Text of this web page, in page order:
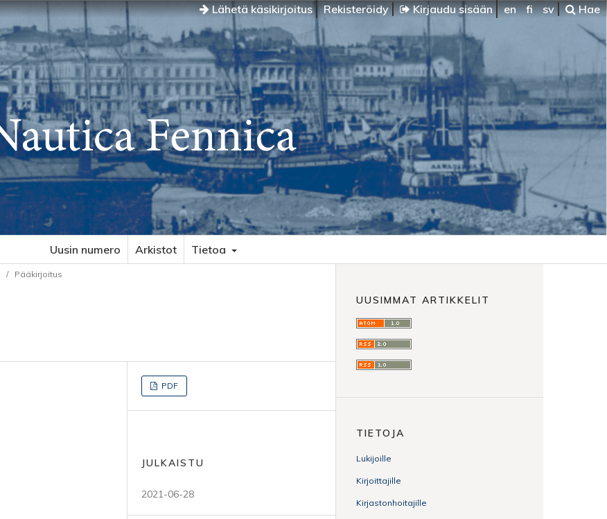
Lähetä käsikirjoitus Rekisteröidy Kirjaudu sisään en fi sv Hae
Uusin numero Arkistot Tietoa
/ Pääkirjoitus
PDF
JULKAISTU
2021-06-28
UUSIMMAT ARTIKKELIT
TIETOJA
Lukijoille
Kirjoittajille
Kirjastonhoitajille